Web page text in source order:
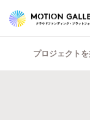
プロジェクト